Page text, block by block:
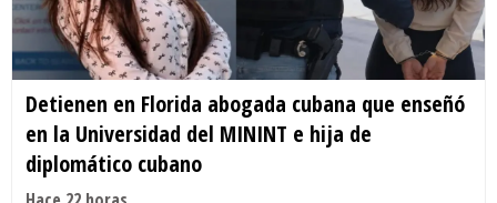
Detienen en Florida abogada cubana que enseñó
en la Universidad del MININT e hija de
diplomático cubano